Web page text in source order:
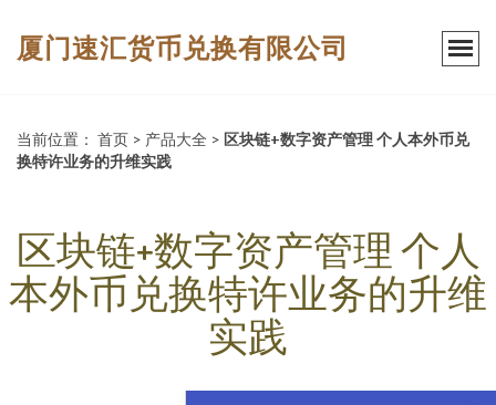
厦门速汇货币兑换有限公司
当前位置： 首页 > 产品大全 > 区块链+数字资产管理 个人本外币兑
换特许业务的升维实践
区块链+数字资产管理 个人
本外币兑换特许业务的升维
实践